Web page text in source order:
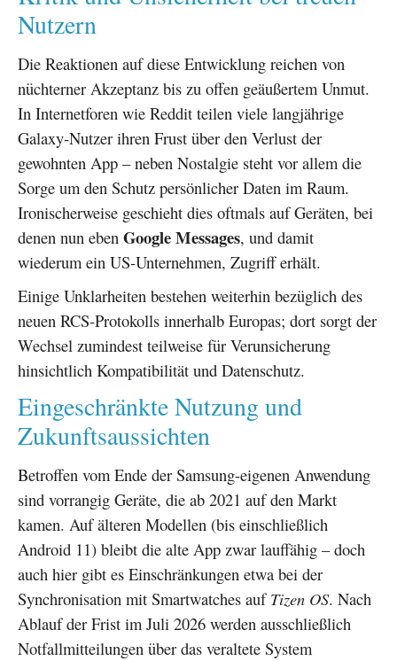
Nutzern
Die Reaktionen auf diese Entwicklung reichen von
nüchterner Akzeptanz bis zu offen geäußertem Unmut.
In Internetforen wie Reddit teilen viele langjährige
Galaxy-Nutzer ihren Frust über den Verlust der
gewohnten App – neben Nostalgie steht vor allem die
Sorge um den Schutz persönlicher Daten im Raum.
Ironischerweise geschieht dies oftmals auf Geräten, bei
denen nun eben Google Messages, und damit
wiederum ein US-Unternehmen, Zugriff erhält.
Einige Unklarheiten bestehen weiterhin bezüglich des
neuen RCS-Protokolls innerhalb Europas; dort sorgt der
Wechsel zumindest teilweise für Verunsicherung
hinsichtlich Kompatibilität und Datenschutz.
Eingeschränkte Nutzung und
Zukunftsaussichten
Betroffen vom Ende der Samsung-eigenen Anwendung
sind vorrangig Geräte, die ab 2021 auf den Markt
kamen. Auf älteren Modellen (bis einschließlich
Android 11) bleibt die alte App zwar lauffähig – doch
auch hier gibt es Einschränkungen etwa bei der
Synchronisation mit Smartwatches auf Tizen OS. Nach
Ablauf der Frist im Juli 2026 werden ausschließlich
Notfallmitteilungen über das veraltete System